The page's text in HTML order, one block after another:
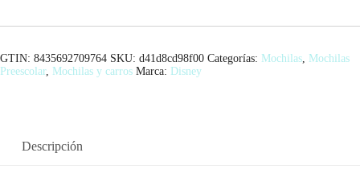
GTIN: 8435692709764 SKU: d41d8cd98f00 Categorías: Mochilas, Mochilas
Preescolar, Mochilas y carros Marca: Disney
Descripción